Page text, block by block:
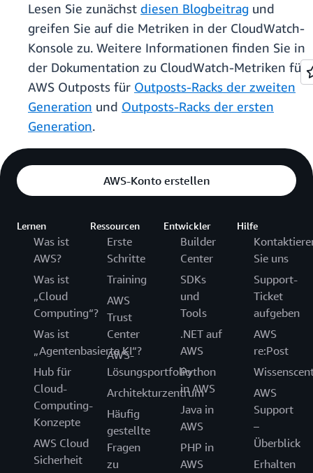
Lesen Sie zunächst diesen Blogbeitrag und
greifen Sie auf die Metriken in der CloudWatch-
Konsole zu. Weitere Informationen finden Sie in
der Dokumentation zu CloudWatch-Metriken für
AWS Outposts für Outposts-Racks der zweiten
Generation und Outposts-Racks der ersten
Generation.
AWS-Konto erstellen
Lernen
Was ist
AWS?
Was ist
„Cloud
Computing“?
Was ist
„Agentenbasierte KI“?
Hub für
Cloud-
Computing-
Konzepte
AWS Cloud
Sicherheit
Ressourcen
Erste
Schritte
Training
AWS
Trust
Center
AWS-
Lösungsportfolio
Architekturzentrum
Häufig
gestellte
Fragen
zu
Entwickler
Builder
Center
SDKs
und
Tools
.NET auf
AWS
Python
in AWS
Java in
AWS
PHP in
AWS
Hilfe
Sie uns
Support-
Ticket
aufgeben
AWS
re:Post
AWS
Support
–
Überblick
Erhalten